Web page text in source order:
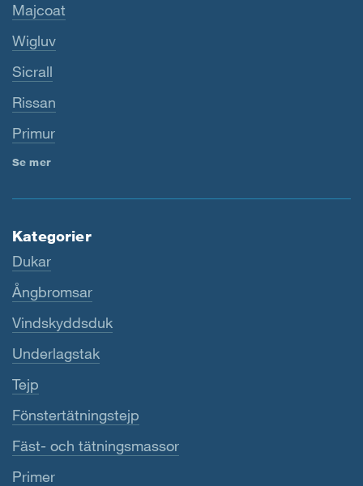
Majcoat
Wigluv
Sicrall
Rissan
Primur
Se mer
Kategorier
Dukar
Ångbromsar
Vindskyddsduk
Underlagstak
Tejp
Fönstertätningstejp
Fäst- och tätningsmassor
Primer